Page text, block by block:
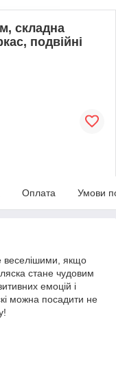
складна
подвійні
Оплата Умови
веселішими, якщо
стане чудовим
емоцій і
можна посадити не